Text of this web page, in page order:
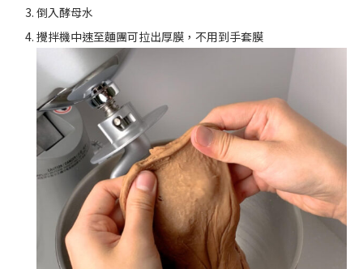
倒入酵母水
攪拌機中速至麵團可拉出厚膜，不用到手套膜